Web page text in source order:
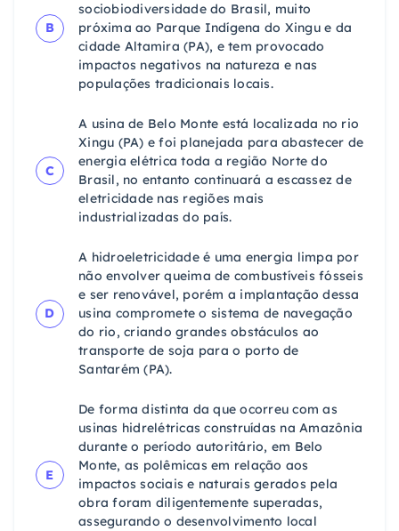
B
sociobiodiversidade do Brasil, muito
próxima ao Parque Indígena do Xingu e da
cidade Altamira (PA), e tem provocado
impactos negativos na natureza e nas
populações tradicionais locais.
C
A usina de Belo Monte está localizada no rio
Xingu (PA) e foi planejada para abastecer de
energia elétrica toda a região Norte do
Brasil, no entanto continuará a escassez de
eletricidade nas regiões mais
industrializadas do país.
D
A hidroeletricidade é uma energia limpa por
não envolver queima de combustíveis fósseis
e ser renovável, porém a implantação dessa
usina compromete o sistema de navegação
do rio, criando grandes obstáculos ao
transporte de soja para o porto de
Santarém (PA).
E
De forma distinta da que ocorreu com as
usinas hidrelétricas construídas na Amazônia
durante o período autoritário, em Belo
Monte, as polêmicas em relação aos
impactos sociais e naturais gerados pela
obra foram diligentemente superadas,
assegurando o desenvolvimento local